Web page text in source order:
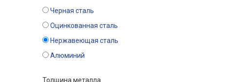
Черная сталь
Оцинкованная сталь
Нержавеющая сталь
Алюминий
Толщина металла